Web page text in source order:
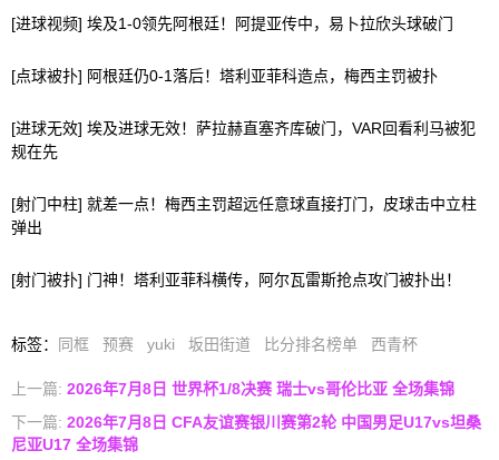
[进球视频] 埃及1-0领先阿根廷！阿提亚传中，易卜拉欣头球破门
[点球被扑] 阿根廷仍0-1落后！塔利亚菲科造点，梅西主罚被扑
[进球无效] 埃及进球无效！萨拉赫直塞齐库破门，VAR回看利马被犯
规在先
[射门中柱] 就差一点！梅西主罚超远任意球直接打门，皮球击中立柱
弹出
[射门被扑] 门神！塔利亚菲科横传，阿尔瓦雷斯抢点攻门被扑出！
标签： 同框 预赛 yuki 坂田街道 比分排名榜单 西青杯
上一篇: 2026年7月8日 世界杯1/8决赛 瑞士vs哥伦比亚 全场集锦
下一篇: 2026年7月8日 CFA友谊赛银川赛第2轮 中国男足U17vs坦桑
尼亚U17 全场集锦